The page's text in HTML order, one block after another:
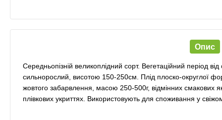
Опис
Середньопізній великоплідний сорт. Вегетаційний період
сильнорослий, висотою 150-250см. Плід плоско-округлої
жовтого забарвлення, масою 250-500г, відмінних смакових
плівкових укриттях. Використовують для споживання у